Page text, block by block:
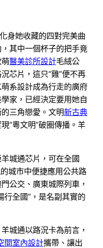
身她收藏的四對完美曲
其中一個杯子的把手竟
醫美診所設計毛絨公
芯片，這只“雞”便不再
萌系設計成為行走的廣府
家，已經決定要用她自
三角戀愛。文明新古典
“粵文明”破圈傳播。羊
城通芯片，可在全國
城市中便捷應用公共路
公交、廣東城際列車，
行全國”，是名副其實的
羊城通以路況卡為前言，
間室內設計攜帶、讓出